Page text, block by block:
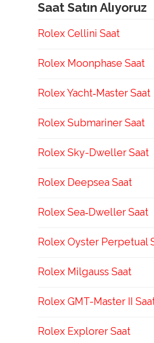
Saat Satın Alıyoruz
Rolex Cellini Saat
Rolex Moonphase Saat
Rolex Yacht‑Master Saat
Rolex Submariner Saat
Rolex Sky-Dweller Saat
Rolex Deepsea Saat
Rolex Sea‑Dweller Saat
Rolex Oyster Perpetual
Rolex Milgauss Saat
Rolex GMT-Master II
Rolex Explorer Saat